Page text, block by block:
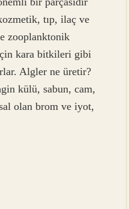
tıp, ilaç ve
zooplanktonik
kara bitkileri gibi
Algler ne üretir?
külü, sabun, cam,
olan brom ve iyot,